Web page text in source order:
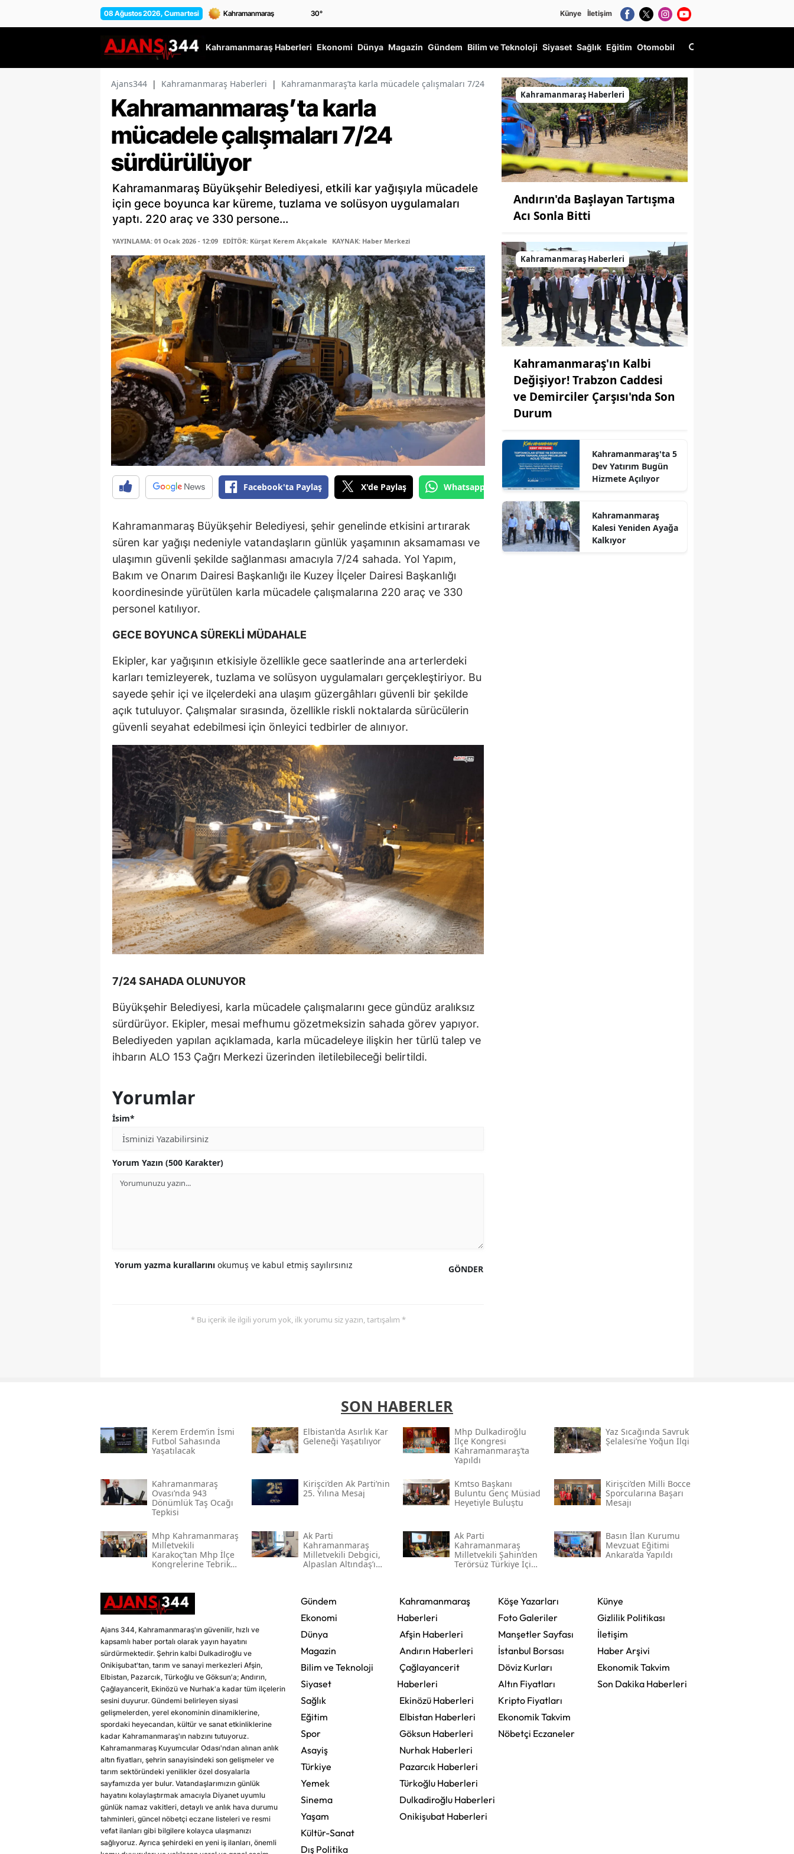
08 Ağustos 2026, Cumartesi 30° Künye İletişim
Kahramanmaraş Haberleri Ekonomi Dünya Magazin Gündem Bilim ve Teknoloji Siyaset Sağlık Eğitim Otomobil
Ajans344 | Kahramanmaraş Haberleri | Kahramanmaraş’ta karla mücadele çalışmaları 7/24 sürdürülüyor
Kahramanmaraş’ta karla
mücadele çalışmaları 7/24
sürdürülüyor
Kahramanmaraş Büyükşehir Belediyesi, etkili kar yağışıyla mücadele
için gece boyunca kar küreme, tuzlama ve solüsyon uygulamaları
yaptı. 220 araç ve 330 persone...
YAYINLAMA: 01 Ocak 2026 - 12:09 EDİTÖR: Kürşat Kerem Akçakale KAYNAK: Haber Merkezi
Facebook'ta Paylaş X'de Paylaş Whatsapp'tan Gönder
Kahramanmaraş Büyükşehir Belediyesi, şehir genelinde etkisini artırarak
süren kar yağışı nedeniyle vatandaşların günlük yaşamının aksamaması ve
ulaşımın güvenli şekilde sağlanması amacıyla 7/24 sahada. Yol Yapım,
Bakım ve Onarım Dairesi Başkanlığı ile Kuzey İlçeler Dairesi Başkanlığı
koordinesinde yürütülen karla mücadele çalışmalarına 220 araç ve 330
personel katılıyor.
GECE BOYUNCA SÜREKLİ MÜDAHALE
Ekipler, kar yağışının etkisiyle özellikle gece saatlerinde ana arterlerdeki
karları temizleyerek, tuzlama ve solüsyon uygulamaları gerçekleştiriyor. Bu
sayede şehir içi ve ilçelerdeki ana ulaşım güzergâhları güvenli bir şekilde
açık tutuluyor. Çalışmalar sırasında, özellikle riskli noktalarda sürücülerin
güvenli seyahat edebilmesi için önleyici tedbirler de alınıyor.
7/24 SAHADA OLUNUYOR
Büyükşehir Belediyesi, karla mücadele çalışmalarını gece gündüz aralıksız
sürdürüyor. Ekipler, mesai mefhumu gözetmeksizin sahada görev yapıyor.
Belediyeden yapılan açıklamada, karla mücadeleye ilişkin her türlü talep ve
ihbarın ALO 153 Çağrı Merkezi üzerinden iletilebileceği belirtildi.
Yorumlar
İsim*
Yorum Yazın (500 Karakter)
GÖNDER
Yorum yazma kurallarını okumuş ve kabul etmiş sayılırsınız
* Bu içerik ile ilgili yorum yok, ilk yorumu siz yazın, tartışalım *
Kahramanmaraş Haberleri
Andırın'da Başlayan Tartışma
Acı Sonla Bitti
Kahramanmaraş Haberleri
Kahramanmaraş'ın Kalbi
Değişiyor! Trabzon Caddesi
ve Demirciler Çarşısı'nda Son
Durum
Kahramanmaraş'ta 5
Dev Yatırım Bugün
Hizmete Açılıyor
Kahramanmaraş
Kalesi Yeniden Ayağa
Kalkıyor
SON HABERLER
Kerem Erdem’in İsmi
Futbol Sahasında
Yaşatılacak
Elbistan’da Asırlık Kar
Geleneği Yaşatılıyor
Mhp Dulkadiroğlu
İlçe Kongresi
Kahramanmaraş’ta
Yapıldı
Yaz Sıcağında Savruk
Şelalesi’ne Yoğun İlgi
Kahramanmaraş
Ovası’nda 943
Dönümlük Taş Ocağı
Tepkisi
Kirişci’den Ak Parti’nin
25. Yılına Mesaj
Kmtso Başkanı
Buluntu Genç Müsi̇ad
Heyetiyle Buluştu
Kirişci’den Milli Bocce
Sporcularına Başarı
Mesajı
Mhp Kahramanmaraş
Milletvekili
Karakoç’tan Mhp İlçe
Kongrelerine Tebrik
Ak Parti
Kahramanmaraş
Milletvekili Debgici,
Alpaslan Altındaş’ı
Ak Parti
Kahramanmaraş
Milletvekili Şahin’den
Terörsüz Türkiye İçin
Basın İlan Kurumu
Mevzuat Eğitimi
Ankara’da Yapıldı
Ajans 344, Kahramanmaraş'ın güvenilir, hızlı ve
kapsamlı haber portalı olarak yayın hayatını
sürdürmektedir. Şehrin kalbi Dulkadiroğlu ve
Onikişubat'tan, tarım ve sanayi merkezleri Afşin,
Elbistan, Pazarcık, Türkoğlu ve Göksun'a; Andırın,
Çağlayancerit, Ekinözü ve Nurhak'a kadar tüm ilçelerin
sesini duyurur. Gündemi belirleyen siyasi
gelişmelerden, yerel ekonominin dinamiklerine,
spordaki heyecandan, kültür ve sanat etkinliklerine
kadar Kahramanmaraş'ın nabzını tutuyoruz.
Kahramanmaraş Kuyumcular Odası'ndan alınan anlık
altın fiyatları, şehrin sanayisindeki son gelişmeler ve
tarım sektöründeki yenilikler özel dosyalarla
sayfamızda yer bulur. Vatandaşlarımızın günlük
hayatını kolaylaştırmak amacıyla Diyanet uyumlu
günlük namaz vakitleri, detaylı ve anlık hava durumu
tahminleri, güncel nöbetçi eczane listeleri ve resmi
vefat ilanları gibi bilgilere kolayca ulaşmanızı
sağlıyoruz. Ayrıca şehirdeki en yeni iş ilanları, önemli
Gündem
Ekonomi
Dünya
Magazin
Bilim ve Teknoloji
Siyaset
Sağlık
Eğitim
Spor
Asayiş
Türkiye
Yemek
Sinema
Yaşam
Kültür-Sanat
Dış Politika
Kahramanmaraş
Haberleri
Afşin Haberleri
Andırın Haberleri
Çağlayancerit
Haberleri
Ekinözü Haberleri
Elbistan Haberleri
Göksun Haberleri
Nurhak Haberleri
Pazarcık Haberleri
Türkoğlu Haberleri
Dulkadiroğlu Haberleri
Onikişubat Haberleri
Köşe Yazarları
Foto Galeriler
Manşetler Sayfası
İstanbul Borsası
Döviz Kurları
Altın Fiyatları
Kripto Fiyatları
Ekonomik Takvim
Nöbetçi Eczaneler
Künye
Gizlilik Politikası
İletişim
Haber Arşivi
Ekonomik Takvim
Son Dakika Haberleri